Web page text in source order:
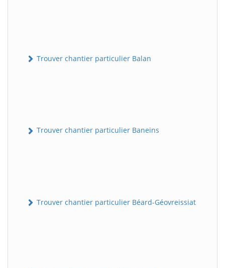
Trouver chantier particulier Balan
Trouver chantier particulier Baneins
Trouver chantier particulier Béard-Géovreissiat